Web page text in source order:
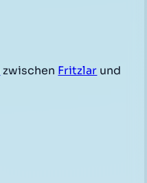
zwischen Fritzlar und